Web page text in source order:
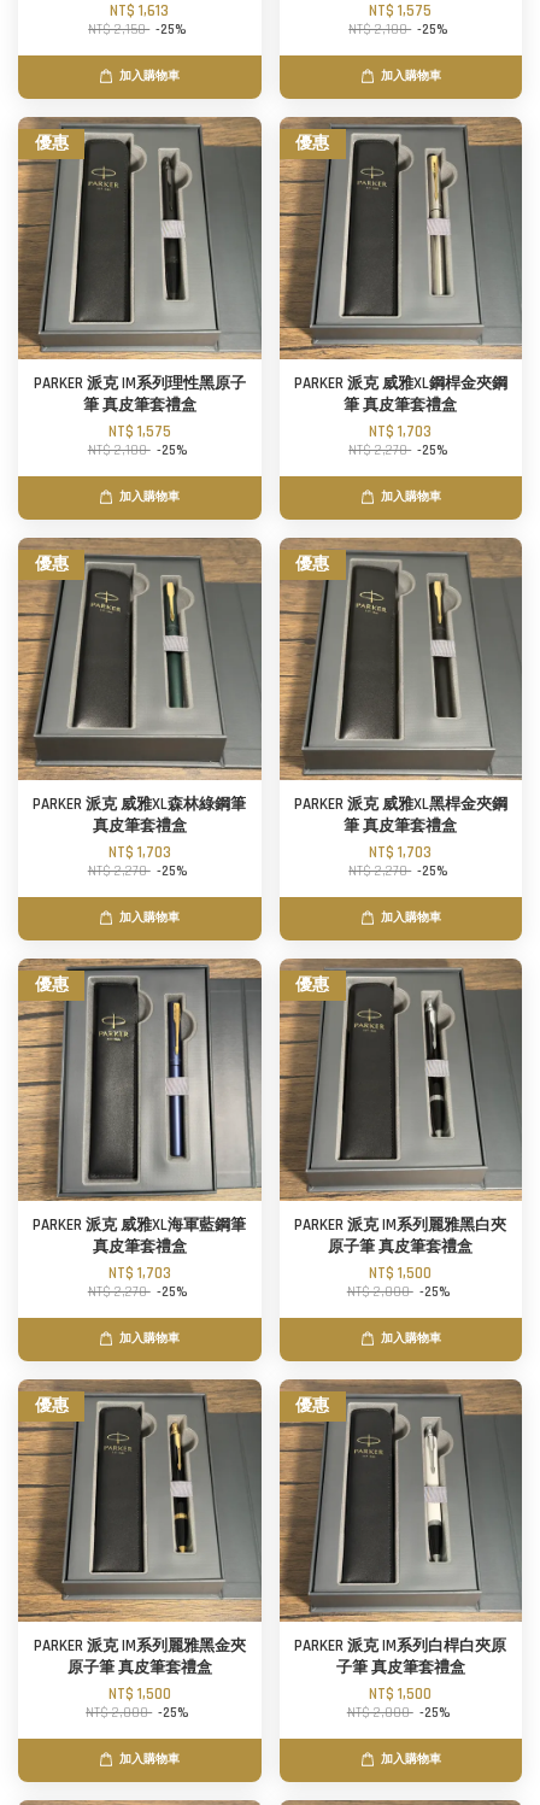
NT$ 1,613
NT$ 2,150 -25%
加入購物車
NT$ 1,575
NT$ 2,100 -25%
加入購物車
優惠
PARKER 派克 IM系列理性黑原子
筆 真皮筆套禮盒
NT$ 1,575
NT$ 2,100 -25%
加入購物車
優惠
PARKER 派克 威雅XL鋼桿金夾鋼
筆 真皮筆套禮盒
NT$ 1,703
NT$ 2,270 -25%
加入購物車
優惠
PARKER 派克 威雅XL森林綠鋼筆
真皮筆套禮盒
NT$ 1,703
NT$ 2,270 -25%
加入購物車
優惠
PARKER 派克 威雅XL黑桿金夾鋼
筆 真皮筆套禮盒
NT$ 1,703
NT$ 2,270 -25%
加入購物車
優惠
PARKER 派克 威雅XL海軍藍鋼筆
真皮筆套禮盒
NT$ 1,703
NT$ 2,270 -25%
加入購物車
優惠
PARKER 派克 IM系列麗雅黑白夾
原子筆 真皮筆套禮盒
NT$ 1,500
NT$ 2,000 -25%
加入購物車
優惠
PARKER 派克 IM系列麗雅黑金夾
原子筆 真皮筆套禮盒
NT$ 1,500
NT$ 2,000 -25%
加入購物車
優惠
PARKER 派克 IM系列白桿白夾原
子筆 真皮筆套禮盒
NT$ 1,500
NT$ 2,000 -25%
加入購物車